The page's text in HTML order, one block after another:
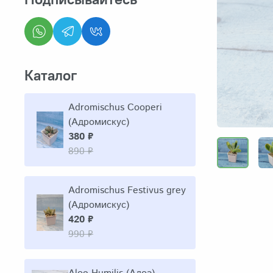
Каталог
Adromischus Cooperi
(Адромискус)
380 ₽
890 ₽
Adromischus Festivus grey
(Адромискус)
420 ₽
990 ₽